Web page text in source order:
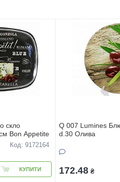
скло
Bon Appetite
Код: 9172164
КУПИТИ
Q 007 Lumines
d.30 Олива
172.48 ₴